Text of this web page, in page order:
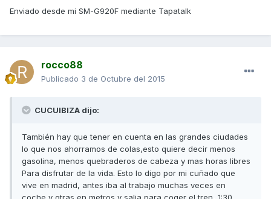
Enviado desde mi SM-G920F mediante Tapatalk
rocco88
Publicado 3 de Octubre del 2015
CUCUIBIZA dijo:
También hay que tener en cuenta en las grandes ciudades
lo que nos ahorramos de colas,esto quiere decir menos
gasolina, menos quebraderos de cabeza y mas horas libres
Para disfrutar de la vida. Esto lo digo por mi cuñado que
vive en madrid, antes iba al trabajo muchas veces en